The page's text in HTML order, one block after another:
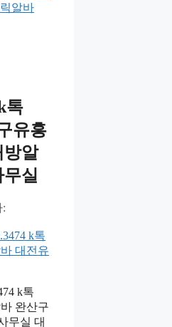
알바
톡
유흥
방알
실
:
k톡
완산구
무실 대